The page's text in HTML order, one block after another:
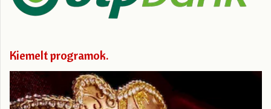
Kiemelt programok